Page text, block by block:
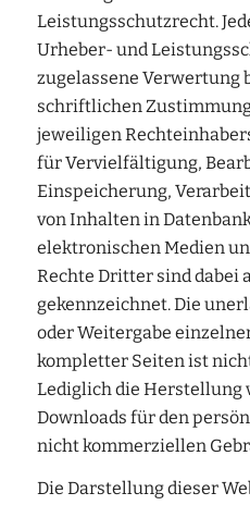
Leistungsschutzrecht.
Urheber- und
zugelassene Verwertung
schriftlichen
jeweiligen
für Vervielfältigung,
Einspeicherung,
von Inhalten in
elektronischen Medien
Rechte Dritter sind dabei
gekennzeichnet. Die
oder Weitergabe
kompletter Seiten ist
Lediglich die Herstellung
Downloads für den
nicht kommerziellen
Die Darstellung dieser